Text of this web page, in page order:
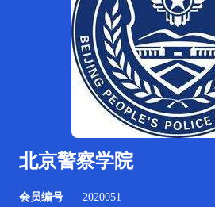
北京警察学院
会员编号 2020051